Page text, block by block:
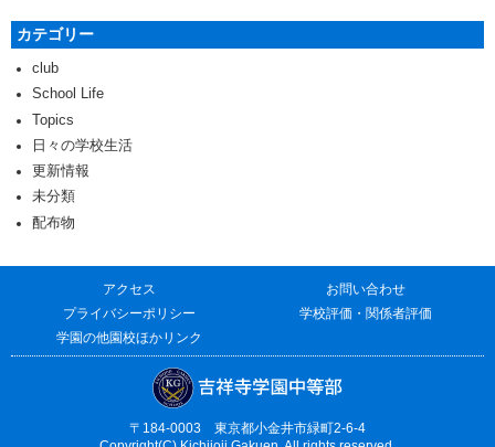
カテゴリー
club
School Life
Topics
日々の学校生活
更新情報
未分類
配布物
アクセス
お問い合わせ
プライバシーポリシー
学校評価・関係者評価
学園の他園校ほかリンク
〒184-0003 東京都小金井市緑町2-6-4